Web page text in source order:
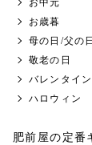
お歳暮
母の日/父の日
敬老の日
バレンタイン
ハロウィン
肥前屋の定番